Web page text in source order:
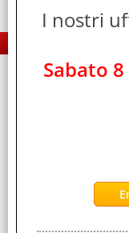
SINCRONIZZATI
EDS
EDS Group Srl -
I nostri
Sabato